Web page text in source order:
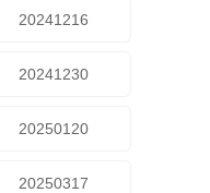
20241216
20241230
20250120
20250317